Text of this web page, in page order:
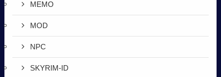
MEMO
MOD
NPC
SKYRIM-ID